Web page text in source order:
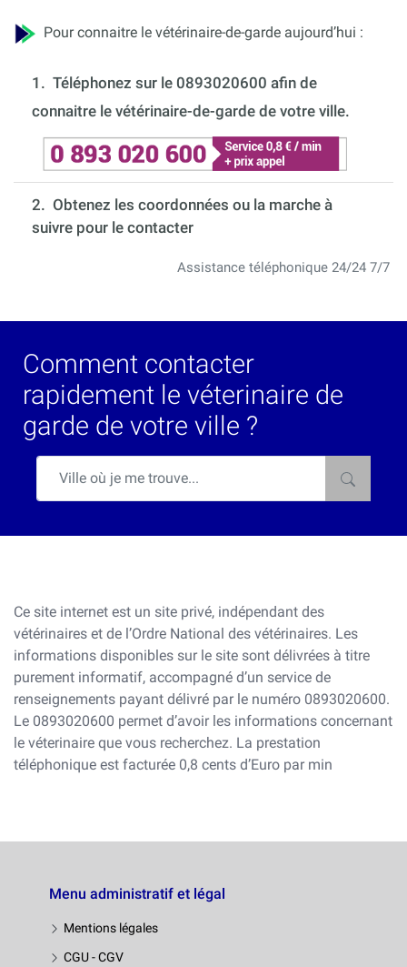
Pour connaitre le vétérinaire-de-garde aujourd’hui :
1. Téléphonez sur le 0893020600 afin de
connaitre le vétérinaire-de-garde de votre ville.
2. Obtenez les coordonnées ou la marche à
suivre pour le contacter
Assistance téléphonique 24/24 7/7
Comment contacter
rapidement le véterinaire de
garde de votre ville ?
Ce site internet est un site privé, indépendant des
vétérinaires et de l’Ordre National des vétérinaires. Les
informations disponibles sur le site sont délivrées à titre
purement informatif, accompagné d’un service de
renseignements payant délivré par le numéro 0893020600.
Le 0893020600 permet d’avoir les informations concernant
le véterinaire que vous recherchez. La prestation
téléphonique est facturée 0,8 cents d’Euro par min
Menu administratif et légal
Mentions légales
CGU - CGV